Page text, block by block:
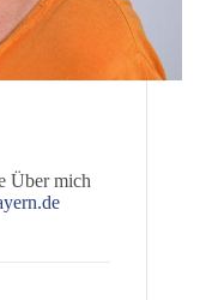
Über mich